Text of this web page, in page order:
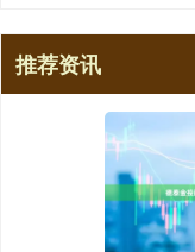
推荐资讯